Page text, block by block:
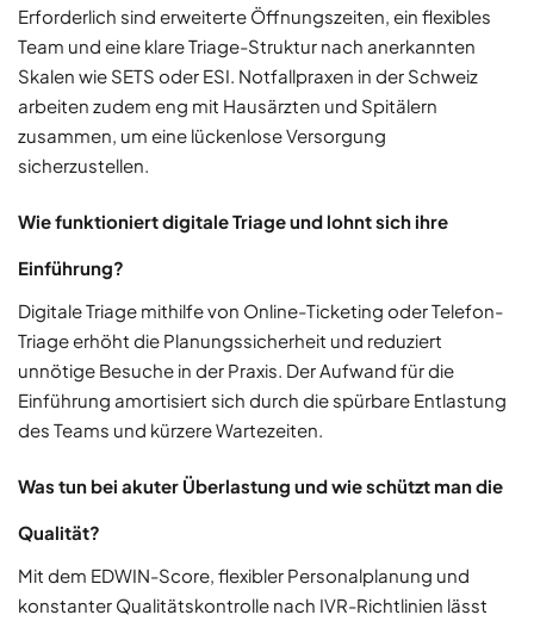
Erforderlich sind erweiterte Öffnungszeiten, ein flexibles
Team und eine klare Triage-Struktur nach anerkannten
Skalen wie SETS oder ESI. Notfallpraxen in der Schweiz
arbeiten zudem eng mit Hausärzten und Spitälern
zusammen, um eine lückenlose Versorgung
sicherzustellen.
Wie funktioniert digitale Triage und lohnt sich ihre
Einführung?
Digitale Triage mithilfe von Online-Ticketing oder Telefon-
Triage erhöht die Planungssicherheit und reduziert
unnötige Besuche in der Praxis. Der Aufwand für die
Einführung amortisiert sich durch die spürbare Entlastung
des Teams und kürzere Wartezeiten.
Was tun bei akuter Überlastung und wie schützt man die
Qualität?
Mit dem EDWIN-Score, flexibler Personalplanung und
konstanter Qualitätskontrolle nach IVR-Richtlinien lässt